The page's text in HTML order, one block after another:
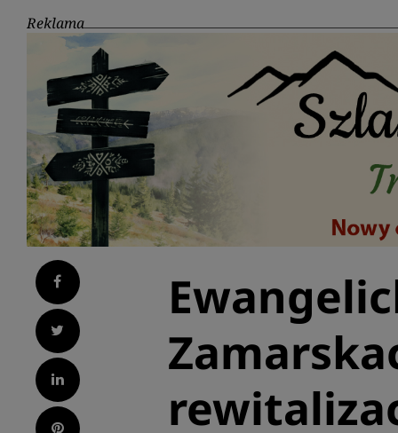
Reklama
Facebook
Twitter
LinkedIn
Pinterest